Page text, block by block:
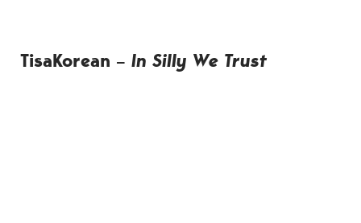
TisaKorean – In Silly We Trust